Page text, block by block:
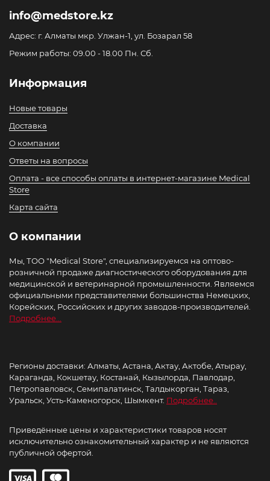
info@medstore.kz
Адрес: г. Алматы мкр. Улжан-1, ул. Бозарал 58
Режим работы: 09.00 - 18.00 Пн. Сб.
Информация
Новые товары
Доставка
О компании
Ответы на вопросы
Оплата - все способы оплаты в интернет-магазине Medical
Store
Карта сайта
О компании
Мы, ТОО "Medical Store", специализируемся на оптово-
розничной продаже диагностического оборудования для
медицинской и ветеринарной промышленности. Являемся
официальными представителями большинства Немецких,
Корейских, Российских и других заводов-производителей.
Подробнее...
Регионы доставки: Алматы, Астана, Актау, Актобе, Атырау,
Караганда, Кокшетау, Костанай, Кызылорда, Павлодар,
Петропавловск, Семипалатинск, Талдыкорган, Тараз,
Уральск, Усть-Каменогорск, Шымкент. Подробнее..
Приведённые цены и характеристики товаров носят
исключительно ознакомительный характер и не являются
публичной офертой.